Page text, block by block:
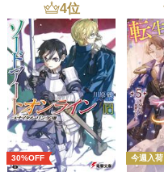
4位
30%OFF 今週入荷